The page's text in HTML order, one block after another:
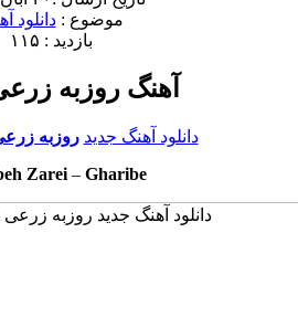
موضوع :دانلود
بازدید : ۱۱۵
آهنگ روزبه
دانلود آهنگ جدید روزبه
Zarei– Gharibe